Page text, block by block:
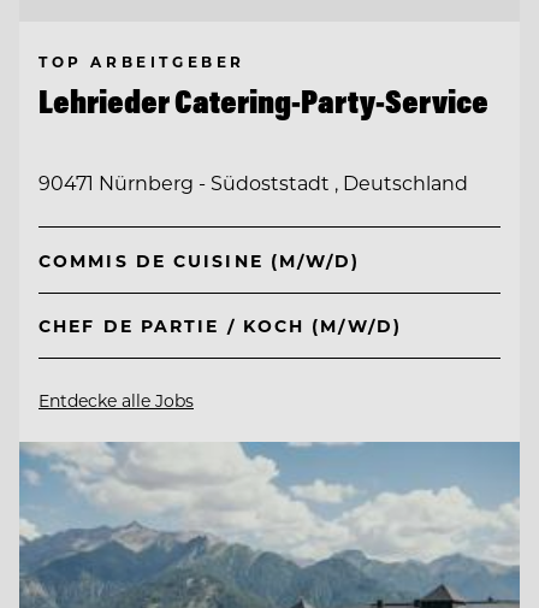
TOP ARBEITGEBER
Lehrieder Catering-Party-Service
90471 Nürnberg - Südoststadt , Deutschland
COMMIS DE CUISINE (M/W/D)
CHEF DE PARTIE / KOCH (M/W/D)
Entdecke alle Jobs